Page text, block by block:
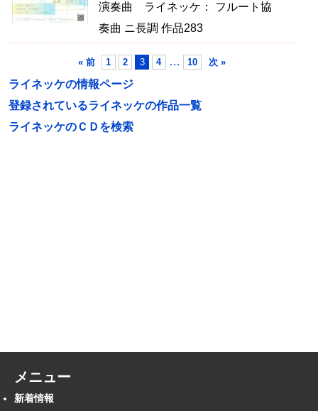
演奏曲 ライネッケ： フルート協
奏曲 ニ長調 作品283
« 前 1 2 3 4 … 10 次 »
ライネッケの情報ページ
登録されているライネッケの作品一覧
ライネッケのＣＤを検索
メニュー
新着情報